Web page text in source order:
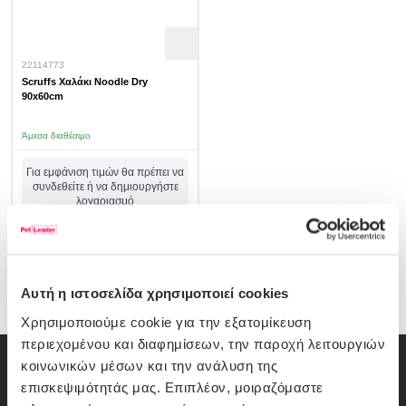
Αυτή η ιστοσελίδα χρησιμοποιεί cookies
Χρησιμοποιούμε cookie για την εξατομίκευση
περιεχομένου και διαφημίσεων, την παροχή λειτουργιών
κοινωνικών μέσων και την ανάλυση της
επισκεψιμότητάς μας. Επιπλέον, μοιραζόμαστε
22114773
Scruffs Χαλάκι Noodle Dry
90x60cm
Άμεσα διαθέσιμο
Για εμφάνιση τιμών θα πρέπει να
συνδεθείτε ή να δημιουργήστε
λογαριασμό
Εγγραφή Newsletter